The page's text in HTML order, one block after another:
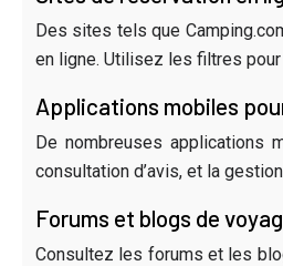
Des sites tels que
en ligne. Utilisez les filtres
Applications mobiles
De nombreuses applications
consultation d’avis, et la
Forums et blogs de
Consultez les forums et les